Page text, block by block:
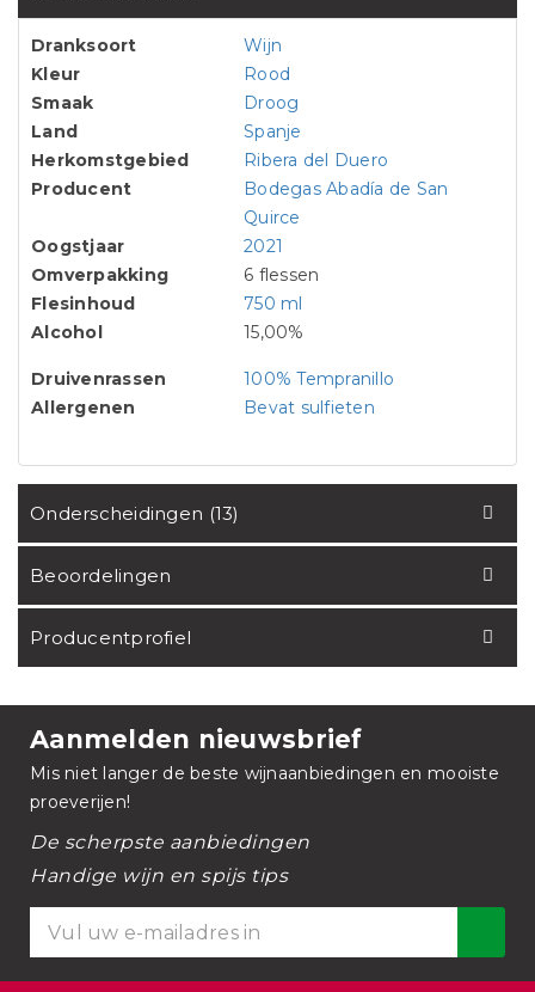
Dranksoort
Wijn
Kleur
Rood
Smaak
Droog
Land
Spanje
Herkomstgebied
Ribera del Duero
Producent
Bodegas Abadía de San
Quirce
Oogstjaar
2021
Omverpakking
6 flessen
Flesinhoud
750 ml
Alcohol
15,00%
Druivenrassen
100% Tempranillo
Allergenen
Bevat sulfieten
Onderscheidingen (13)
Beoordelingen
Producentprofiel
Aanmelden nieuwsbrief
Mis niet langer de beste wijnaanbiedingen en mooiste
proeverijen!
De scherpste aanbiedingen
Handige wijn en spijs tips